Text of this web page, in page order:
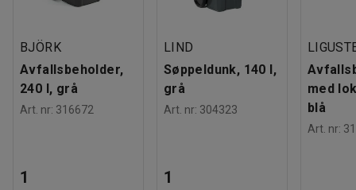
BJÖRK
Avfallsbeholder,
240 l, grå
Art. nr: 316672
1
LIND
Søppeldunk, 140 l,
grå
Art. nr: 304323
1
med
blå
Art. nr: